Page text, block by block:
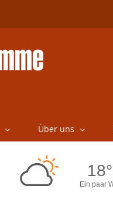
Über uns